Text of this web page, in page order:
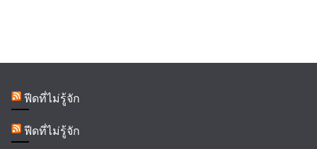
ฟีดที่ไม่รู้จัก
ฟีดที่ไม่รู้จัก